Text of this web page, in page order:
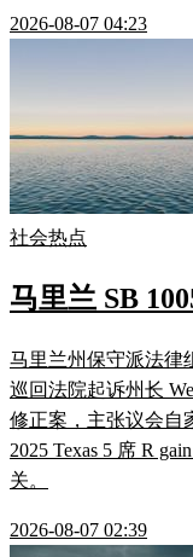
2026-08-07 04:23
社会热点
马里兰 SB
马里兰州保守派法律
巡回法院起诉州长
修正案，主张议会自
2025 Texas 5 席 R
关。
2026-08-07 02:39